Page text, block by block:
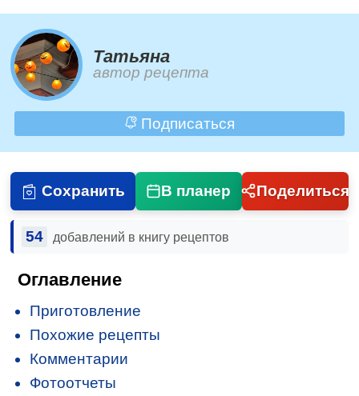
Татьяна
автор рецепта
Подписаться
Сохранить В планер Поделиться
54 добавлений в книгу рецептов
Оглавление
Приготовление
Похожие рецепты
Комментарии
Фотоотчеты